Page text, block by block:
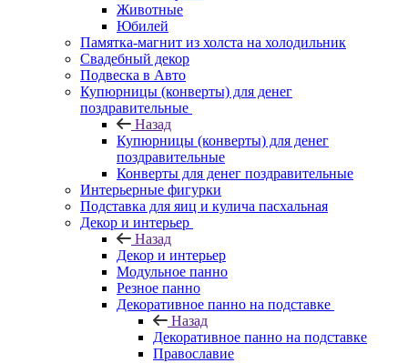
Животные
Юбилей
Памятка-магнит из холста на холодильник
Свадебный декор
Подвеска в Авто
Купюрницы (конверты) для денег
поздравительные
Назад
Купюрницы (конверты) для денег
поздравительные
Конверты для денег поздравительные
Интерьерные фигурки
Подставка для яиц и кулича пасхальная
Декор и интерьер
Назад
Декор и интерьер
Модульное панно
Резное панно
Декоративное панно на подставке
Назад
Декоративное панно на подставке
Православие